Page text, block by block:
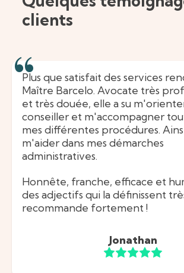
clients
Plus que satisfait des services
Maître Barcelo. Avocate très
et très douée, elle a su
conseiller et m'accompagner
mes différentes procédures.
m'aider dans mes démarches
administratives.
Honnête, franche, efficace et
des adjectifs qui la définissent
recommande fortement !
Jonathan